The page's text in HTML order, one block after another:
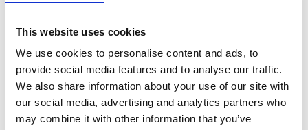
This website uses cookies
We use cookies to personalise content and ads, to
provide social media features and to analyse our traffic.
We also share information about your use of our site with
our social media, advertising and analytics partners who
may combine it with other information that you’ve
Туалетные принадлежности
Телефон с прямым набором номера
Прием и сопровождение в номер
Фен и увеличительное зеркало
Услуги химчистки и глажки (за